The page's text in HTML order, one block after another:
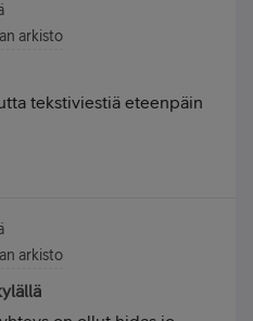
arkisto
tekstiviestiä eteenpäin
arkisto